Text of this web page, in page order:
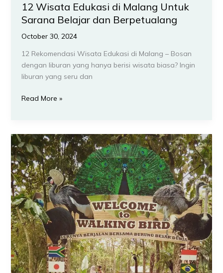
12 Wisata Edukasi di Malang Untuk
Sarana Belajar dan Berpetualang
October 30, 2024
12 Rekomendasi Wisata Edukasi di Malang – Bosan
dengan liburan yang hanya berisi wisata biasa? Ingin
liburan yang seru dan
Read More »
7
Pilihan
Wisata
Bersama
Orang
Tua/
Lansia
di
Malang